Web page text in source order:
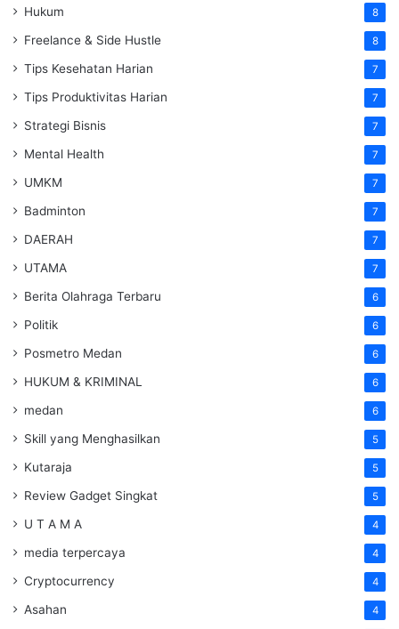
Hukum 8
Freelance & Side Hustle 8
Tips Kesehatan Harian 7
Tips Produktivitas Harian 7
Strategi Bisnis 7
Mental Health 7
UMKM 7
Badminton 7
DAERAH 7
UTAMA 7
Berita Olahraga Terbaru 6
Politik 6
Posmetro Medan 6
HUKUM & KRIMINAL 6
medan 6
Skill yang Menghasilkan 5
Kutaraja 5
Review Gadget Singkat 5
U T A M A 4
media terpercaya 4
Cryptocurrency 4
Asahan 4